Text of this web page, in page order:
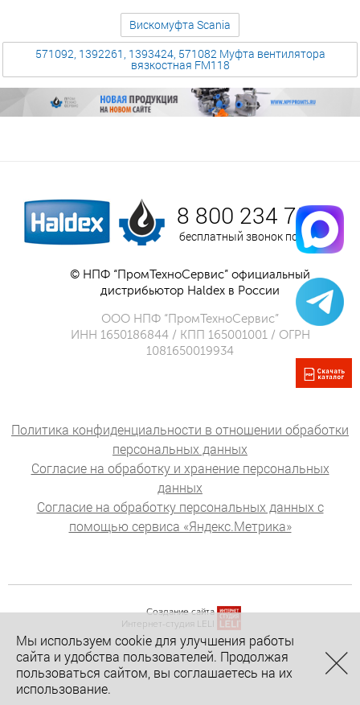
Вискомуфта Scania
571092, 1392261, 1393424, 571082 Муфта вентилятора
вязкостная FM118
8 800 234 75 52
бесплатный звонок по России
© НПФ “ПромТехноСервис” официальный
дистрибьютор Haldex в России
ООО НПФ “ПромТехноСервис”
ИНН 1650186844 / КПП 165001001 / ОГРН
1081650019934
Политика конфиденциальности в отношении обработки
персональных данных
Согласие на обработку и хранение персональных
данных
Согласие на обработку персональных данных с
помощью сервиса «Яндекс.Метрика»
Создание сайта
Интернет-студия LELI
Мы используем cookie для улучшения работы
сайта и удобства пользователей. Продолжая
пользоваться сайтом, вы соглашаетесь на их
использование.